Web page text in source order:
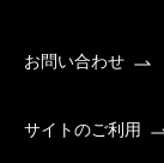
お問い合わせ
サイトのご利用